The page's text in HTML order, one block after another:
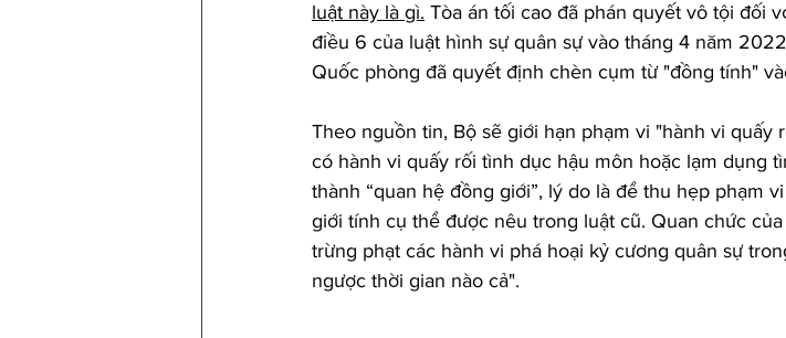
luật này là gì. Tòa án tối cao đã phán quyết vô tội đối
điều 6 của luật hình sự quân sự vào tháng 4 năm
Quốc phòng đã quyết định chèn cụm từ "đồng tính"
Theo nguồn tin, Bộ sẽ giới hạn phạm vi "hành vi
có hành vi quấy rối tình dục hậu môn hoặc lạm dụng
thành “quan hệ đồng giới”, lý do là để thu hẹp phạm
giới tính cụ thể được nêu trong luật cũ. Quan chức
trừng phạt các hành vi phá hoại kỷ cương quân sự
ngược thời gian nào cả".